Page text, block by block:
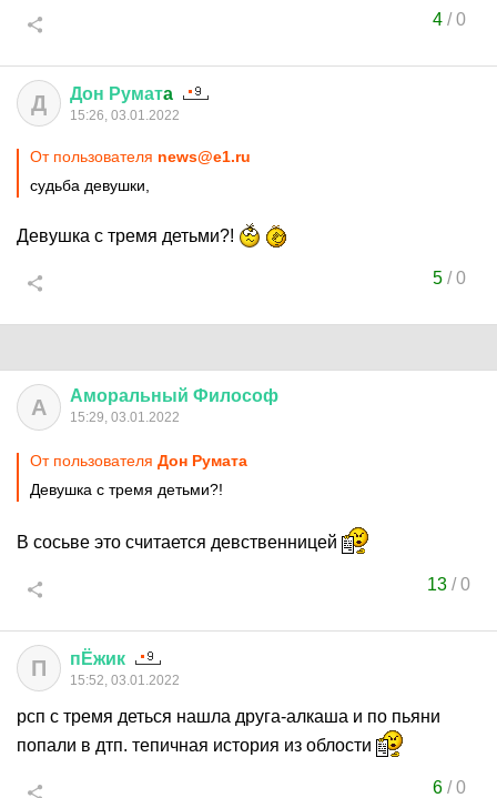
4/0
Д Дон Руматa
15:26, 03.01.2022
От пользователя news@e1.ru
судьба девушки,
Девушка с тремя детьми?!
5/0
А Аморальный Философ
15:29, 03.01.2022
От пользователя Дон Руматa
Девушка с тремя детьми?!
В сосьве это считается девственницей
13 /0
П пЁжик
15:52, 03.01.2022
рсп с тремя деться нашла друга-алкаша и по пьяни
попали в дтп. тепичная история из облости
6/0